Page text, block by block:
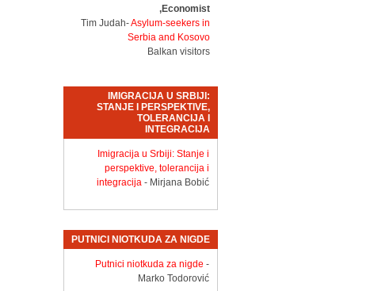
Economist,
Tim Judah-Asylum-seekers in
Serbia and Kosovo
Balkan visitors
IMIGRACIJA U SRBIJI:
STANJE I PERSPEKTIVE,
TOLERANCIJA I
INTEGRACIJA
Imigracija u Srbiji: Stanje i
perspektive, tolerancija i
integracija - Mirjana Bobić
PUTNICI NIOTKUDA ZA NIGDE
Putnici niotkuda za nigde -
Marko Todorović